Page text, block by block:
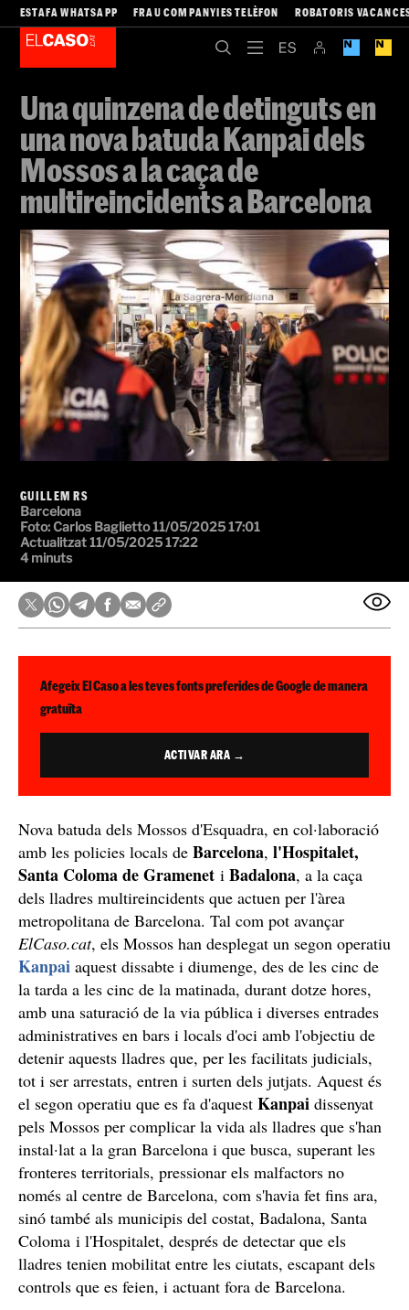
ESTAFA WHATSAPP FRAU COMPANYIES TELÈFON ROBATORIS
Una quinzena de detinguts en
una nova batuda Kanpai dels
Mossos a la caça de
multireincidents a Barcelona
GUILLEM RS
Barcelona
Foto: Carlos Baglietto11/05/2025 17:01
Actualitzat 11/05/2025 17:22
4 minuts
Afegeix El Caso a les teves fonts preferides de Google de manera
gratuïta
ACTIVAR ARA →
Nova batuda dels Mossos d'Esquadra, en col·laboració
amb les policies locals de Barcelona, l'Hospitalet,
Santa Coloma de Gramenet i Badalona, a la caça
dels lladres multireincidents que actuen per l'àrea
metropolitana de Barcelona. Tal com pot avançar
ElCaso.cat, els Mossos han desplegat un segon operatiu
Kanpai aquest dissabte i diumenge, des de les cinc de
la tarda a les cinc de la matinada, durant dotze hores,
amb una saturació de la via pública i diverses entrades
administratives en bars i locals d'oci amb l'objectiu de
detenir aquests lladres que, per les facilitats judicials,
tot i ser arrestats, entren i surten dels jutjats. Aquest és
el segon operatiu que es fa d'aquest Kanpai dissenyat
pels Mossos per complicar la vida als lladres que s'han
instal·lat a la gran Barcelona i que busca, superant les
fronteres territorials, pressionar els malfactors no
només al centre de Barcelona, com s'havia fet fins ara,
sinó també als municipis del costat, Badalona, Santa
Coloma i l'Hospitalet, després de detectar que els
lladres tenien mobilitat entre les ciutats, escapant dels
controls que es feien, i actuant fora de Barcelona.